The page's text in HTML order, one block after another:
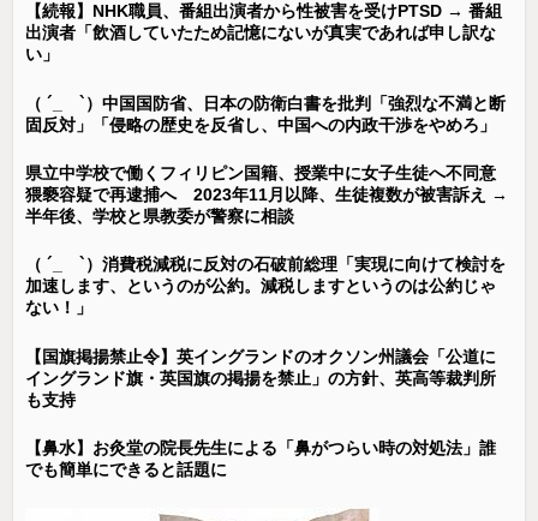
【続報】NHK職員、番組出演者から性被害を受けPTSD → 番組
出演者「飲酒していたため記憶にないが真実であれば申し訳な
い」
（ ´_ゝ`）中国国防省、日本の防衛白書を批判「強烈な不満と断
固反対」「侵略の歴史を反省し、中国への内政干渉をやめろ」
県立中学校で働くフィリピン国籍、授業中に女子生徒へ不同意
猥褻容疑で再逮捕へ 2023年11月以降、生徒複数が被害訴え →
半年後、学校と県教委が警察に相談
（ ´_ゝ`）消費税減税に反対の石破前総理「実現に向けて検討を
加速します、というのが公約。減税しますというのは公約じゃ
ない！」
【国旗掲揚禁止令】英イングランドのオクソン州議会「公道に
イングランド旗・英国旗の掲揚を禁止」の方針、英高等裁判所
も支持
【鼻水】お灸堂の院長先生による「鼻がつらい時の対処法」誰
でも簡単にできると話題に